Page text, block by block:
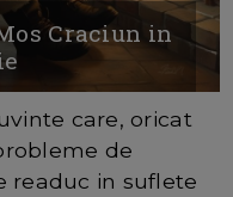
Craciun in
care, oricat
de
readuc in suflete